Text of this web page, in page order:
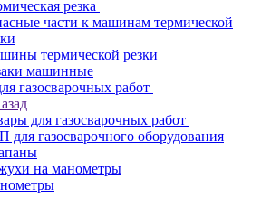
резка
части к машинам термической
термической резки
машинные
газосварочных работ
для газосварочных работ
для газосварочного оборудования
на манометры